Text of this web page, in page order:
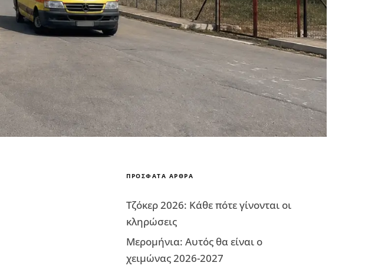
ΠΡΌΣΦΑΤΑ ΆΡΘΡΑ
Τζόκερ 2026: Κάθε πότε γίνονται οι
κληρώσεις
Μερομήνια: Αυτός θα είναι ο
χειμώνας 2026-2027